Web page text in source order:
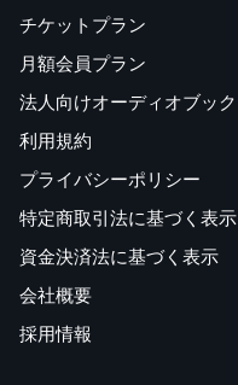
チケットプラン
月額会員プラン
法人向けオーディオブック
利用規約
プライバシーポリシー
特定商取引法に基づく表示
資金決済法に基づく表示
会社概要
採用情報